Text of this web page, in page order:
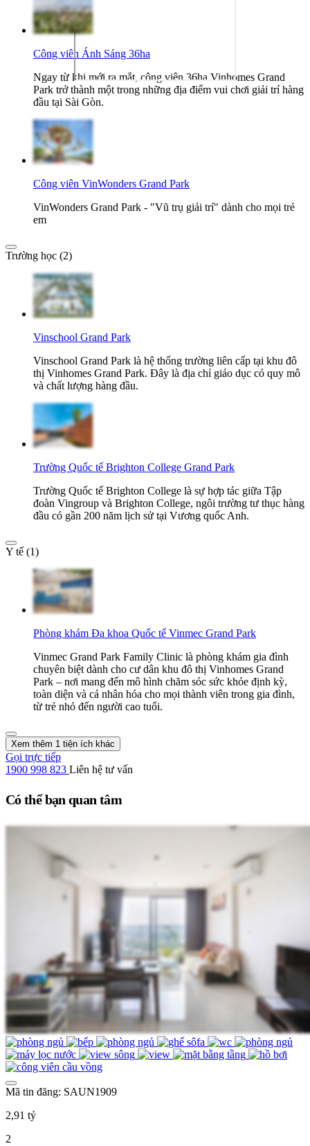
Công viên Ánh Sáng 36ha
Ngay từ khi mới ra mắt, công viên 36ha Vinhomes Grand
Park trở thành một trong những địa điểm vui chơi giải trí hàng
đầu tại Sài Gòn.
Công viên VinWonders Grand Park
VinWonders Grand Park - "Vũ trụ giải trí" dành cho mọi trẻ
em
Trường học (2)
Vinschool Grand Park
Vinschool Grand Park là hệ thống trường liên cấp tại khu đô
thị Vinhomes Grand Park. Đây là địa chỉ giáo dục có quy mô
và chất lượng hàng đầu.
Trường Quốc tế Brighton College Grand Park
Trường Quốc tế Brighton College là sự hợp tác giữa Tập
đoàn Vingroup và Brighton College, ngôi trường tư thục hàng
đầu có gần 200 năm lịch sử tại Vương quốc Anh.
Y tế (1)
Phòng khám Đa khoa Quốc tế Vinmec Grand Park
Vinmec Grand Park Family Clinic là phòng khám gia đình
chuyên biệt dành cho cư dân khu đô thị Vinhomes Grand
Park – nơi mang đến mô hình chăm sóc sức khỏe định kỳ,
toàn diện và cá nhân hóa cho mọi thành viên trong gia đình,
từ trẻ nhỏ đến người cao tuổi.
Xem thêm 1 tiện ích khác
Gọi trực tiếp
1900 998 823 Liên hệ tư vấn
Có thể bạn quan tâm
Mã tin đăng: SAUN1909
2,91 tỷ
2